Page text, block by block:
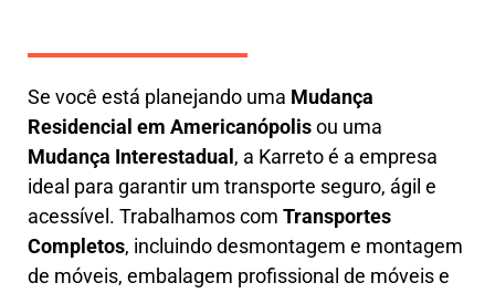
Se você está planejando uma Mudança
Residencial em Americanópolisou uma
Mudança Interestadual , a Karretoé a empresa
ideal para garantir um transporte seguro, ágil e
acessível. Trabalhamos com Transportes
Completos, incluindodesmontagem e montagem
de móveis, embalagem profissional de móveis e